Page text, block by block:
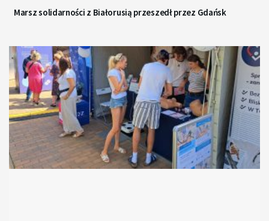
Marsz solidarności z Białorusią przeszedł przez Gdańsk